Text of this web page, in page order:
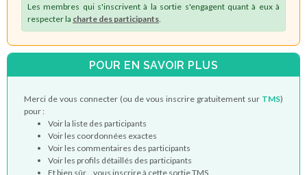
Les membres qui s'inscrivent à la sortie s'engagent quant à eux à
respecter la charte des participants
POUR EN SAVOIR PLUS
Merci de vous connecter (ou de vous inscrire gratuitement sur TMS)
pour :
Voir la liste des participants
Voir les coordonnées exactes
Voir les commentaires des participants
Voir les profils détaillés des participants
Et bien sûr... vous inscrire à cette sortie TMS